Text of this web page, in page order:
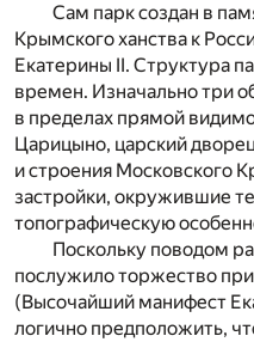
Сам парк создан в
Крымского ханства к
Екатерины II. Структура
времен. Изначально три
в пределах прямой
Царицыно, царский
и строения Московского
застройки, окружившие
топографическую
Поскольку поводом
послужило торжество
(Высочайший манифест
логично предположить,